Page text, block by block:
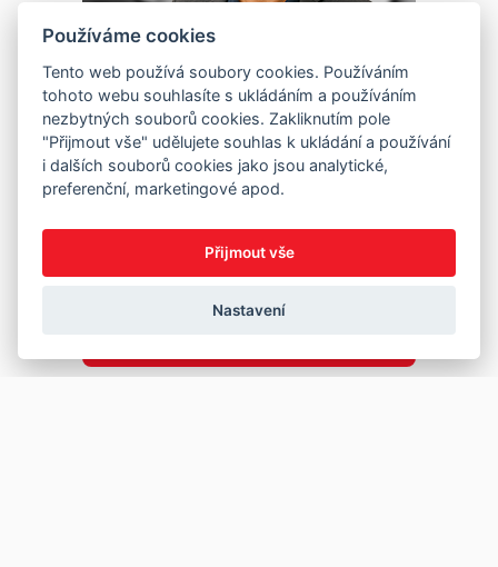
Používáme cookies
Tento web používá soubory cookies. Používáním
tohoto webu souhlasíte s ukládáním a používáním
nezbytných souborů cookies. Zakliknutím pole
"Přijmout vše" udělujete souhlas k ukládání a používání
i dalších souborů cookies jako jsou analytické,
preferenční, marketingové apod.
Přijmout vše
Nastavení